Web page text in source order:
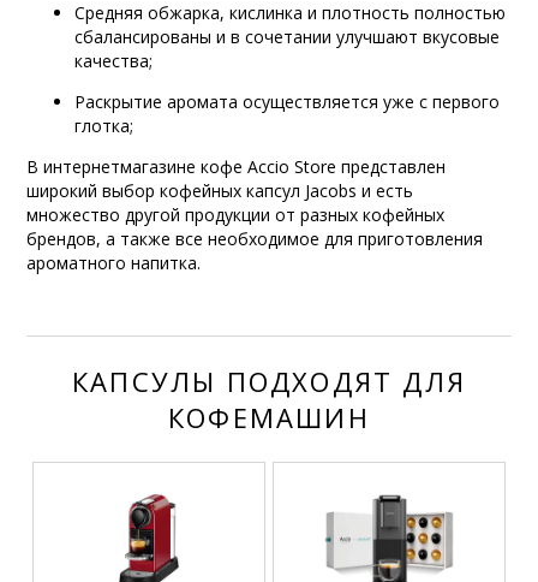
Средняя обжарка, кислинка и плотность полностью
сбалансированы и в сочетании улучшают вкусовые
качества;
Раскрытие аромата осуществляется уже с первого
глотка;
В интернетмагазине кофе Accio Store представлен
широкий выбор кофейных капсул Jacobs и есть
множество другой продукции от разных кофейных
брендов, а также все необходимое для приготовления
ароматного напитка.
КАПСУЛЫ ПОДХОДЯТ ДЛЯ
КОФЕМАШИН